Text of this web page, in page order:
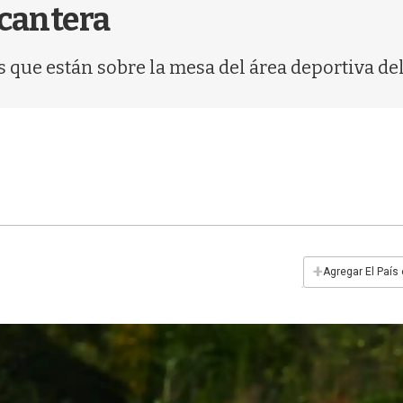
están sobre la mesa del área deportiva
+Agregar El País